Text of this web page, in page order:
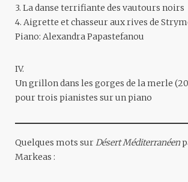
3. La danse terrifiante des vautours noirs
4. Aigrette et chasseur aux rives de
Piano: Alexandra Papastefanou
IV.
Un grillon dans les gorges de la merle
pour trois pianistes sur un piano
Quelques mots sur Désert Méditerranéen
Markeas :